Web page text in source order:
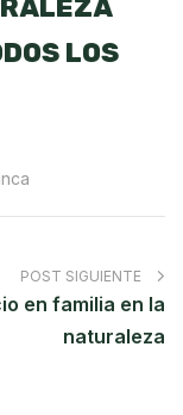
LOS
POST SIGUIENTE
en familia en la
naturaleza